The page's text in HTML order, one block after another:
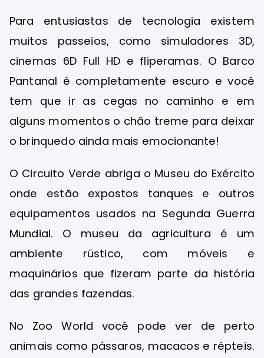
Para entusiastas de tecnologia existem
muitos passeios, como simuladores 3D,
cinemas 6D Full HD e fliperamas. O Barco
Pantanal é completamente escuro e você
tem que ir as cegas no caminho e em
alguns momentos o chão treme para deixar
o brinquedo ainda mais emocionante!
O Circuito Verde abriga o Museu do Exército
onde estão expostos tanques e outros
equipamentos usados na Segunda Guerra
Mundial. O museu da agricultura é um
ambiente rústico, com móveis e
maquinários que fizeram parte da história
das grandes fazendas.
No Zoo World você pode ver de perto
animais como pássaros, macacos e répteis.